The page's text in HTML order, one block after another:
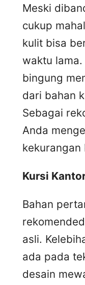
Meski
cukup
kulit bisa
waktu
bingung
dari bahan
Sebagai
Anda
kekurangan
Kursi K
Bahan
asli.
ada pada
desain